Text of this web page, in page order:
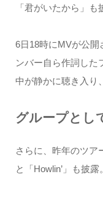
「君がいたから」も
6日18時にMVが公開
ンバー自ら作詞した
中が静かに聴き入り
グループとし
さらに、昨年のツア
と「Howlin’」も披露。